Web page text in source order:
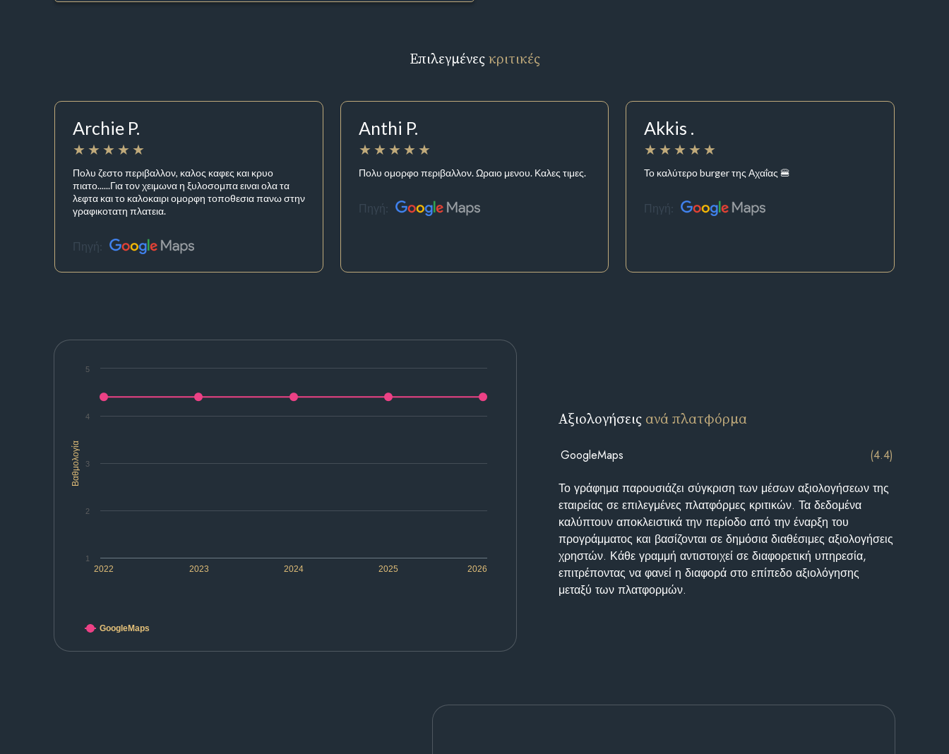
Επιλεγμένεςκριτικές
Archie P.
Πολυ ζεστο περιβαλλον, καλος καφες και κρυο
πιατο......Για τον χειμωνα η ξυλοσομπα ειναι ολα τα
λεφτα και το καλοκαιρι ομορφη τοποθεσια πανω στην
γραφικοτατη πλατεια.
Πηγή:
Anthi P.
Πολυ ομορφο περιβαλλον. Ωραιο μενου. Καλες τιμες.
Πηγή:
Akkis .
Το καλύτερο burger της Αχαΐας 🍔
Πηγή:
Βαθμολογία
2022 2023 2024 2025 2026
1
2
3
4
5
GoogleMaps
Αξιολογήσεις ανά πλατφόρμα
GoogleMaps (4.4)
Το γράφημα παρουσιάζει σύγκριση των μέσων αξιολογήσεων της
εταιρείας σε επιλεγμένες πλατφόρμες κριτικών. Τα δεδομένα
καλύπτουν αποκλειστικά την περίοδο από την έναρξη του
προγράμματος και βασίζονται σε δημόσια διαθέσιμες αξιολογήσεις
χρηστών. Κάθε γραμμή αντιστοιχεί σε διαφορετική υπηρεσία,
επιτρέποντας να φανεί η διαφορά στο επίπεδο αξιολόγησης
μεταξύ των πλατφορμών.